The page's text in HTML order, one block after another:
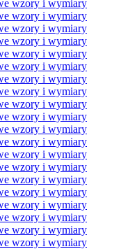
wzory i wymiary
wzory i wymiary
wzory i wymiary
wzory i wymiary
wzory i wymiary
wzory i wymiary
wzory i wymiary
wzory i wymiary
wzory i wymiary
wzory i wymiary
wzory i wymiary
wzory i wymiary
wzory i wymiary
wzory i wymiary
wzory i wymiary
wzory i wymiary
wzory i wymiary
wzory i wymiary
wzory i wymiary
wzory i wymiary